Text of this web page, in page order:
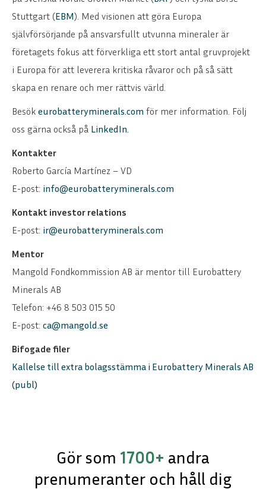
Stuttgart (EBM). Med visionen att göra Europa
självförsörjande på ansvarsfullt utvunna mineraler är
företagets fokus att förverkliga ett stort antal gruvprojekt
i Europa för att leverera kritiska råvaror och på så sätt
skapa en renare och mer rättvis värld.
Besök eurobatteryminerals.com för mer information. Följ
oss gärna också på LinkedIn.
Kontakter
Roberto García Martínez – VD
E-post: info@eurobatteryminerals.com
Kontakt investor relations
E-post: ir@eurobatteryminerals.com
Mentor
Mangold Fondkommission AB är mentor till Eurobattery
Minerals AB
Telefon: +46 8 503 015 50
E-post: ca@mangold.se
Bifogade filer
Kallelse till extra bolagsstämma i Eurobattery Minerals AB
(publ)
Gör som 1700+ andra
prenumeranter och håll dig